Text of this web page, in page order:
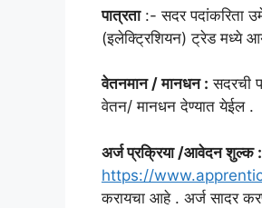
पात्रता:- सदर पदांकरिता
(इलेक्ट्रिशियन) ट्रेड मध्ये
वेतनमान / मानधन : सदरची
वेतन/ मानधन देण्यात येईल .
अर्ज प्रक्रिया /आवेदन शुल्क
https://
करायचा आहे . अर्ज सादर